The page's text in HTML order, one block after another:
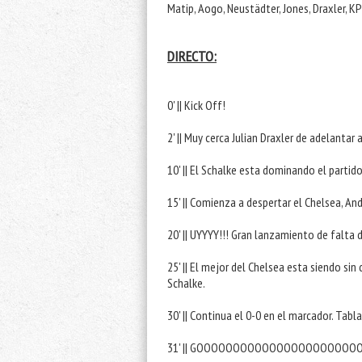
Matip, Aogo, Neustädter, Jones, Draxler,
DIRECTO:
0' || Kick Off!
2' || Muy cerca Julian Draxler de adelantar
10' || El Schalke esta dominando el
20' || UYYYY!!! Gran lanzamiento de falta
25' || El mejor del Chelsea esta siendo
Schalke.
30' || Continua el 0-0 en el marcador.
31' ||